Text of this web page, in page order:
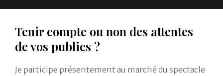
Tenir compte ou non des attentes
de vos publics ?
Je participe présentement au marché du spectacle